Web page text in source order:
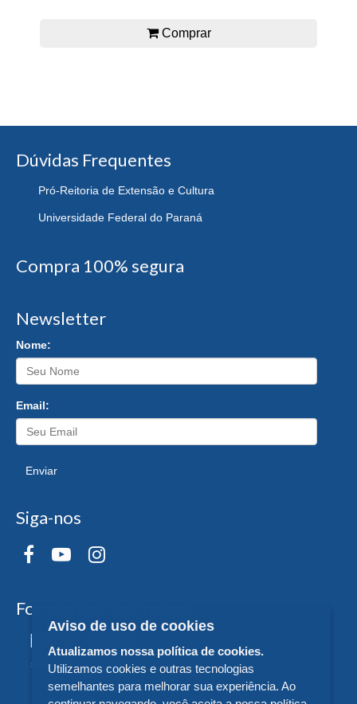
Comprar
Dúvidas Frequentes
Pró-Reitoria de Extensão e Cultura
Universidade Federal do Paraná
Compra 100% segura
Newsletter
Nome:
Email:
Enviar
Siga-nos
Formas de Pagamento
Aviso de uso de cookies
Atualizamos nossa política de cookies.
Utilizamos cookies e outras tecnologias
semelhantes para melhorar sua experiência. Ao